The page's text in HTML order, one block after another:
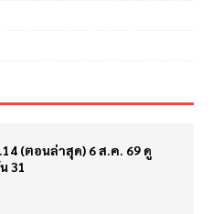
(ตอนล่าสุด) 6 ส.ค. 69 ดู
31